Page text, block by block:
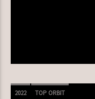
INDIE ORBIT
18:00 20:00
2022 TOP ORBIT